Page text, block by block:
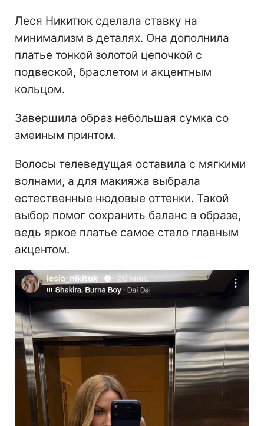
Леся Никитюк сделала ставку на
минимализм в деталях. Она дополнила
платье тонкой золотой цепочкой с
подвеской, браслетом и акцентным
кольцом.
Завершила образ небольшая сумка со
змеиным принтом.
Волосы телеведущая оставила с мягкими
волнами, а для макияжа выбрала
естественные нюдовые оттенки. Такой
выбор помог сохранить баланс в образе,
ведь яркое платье самое стало главным
акцентом.